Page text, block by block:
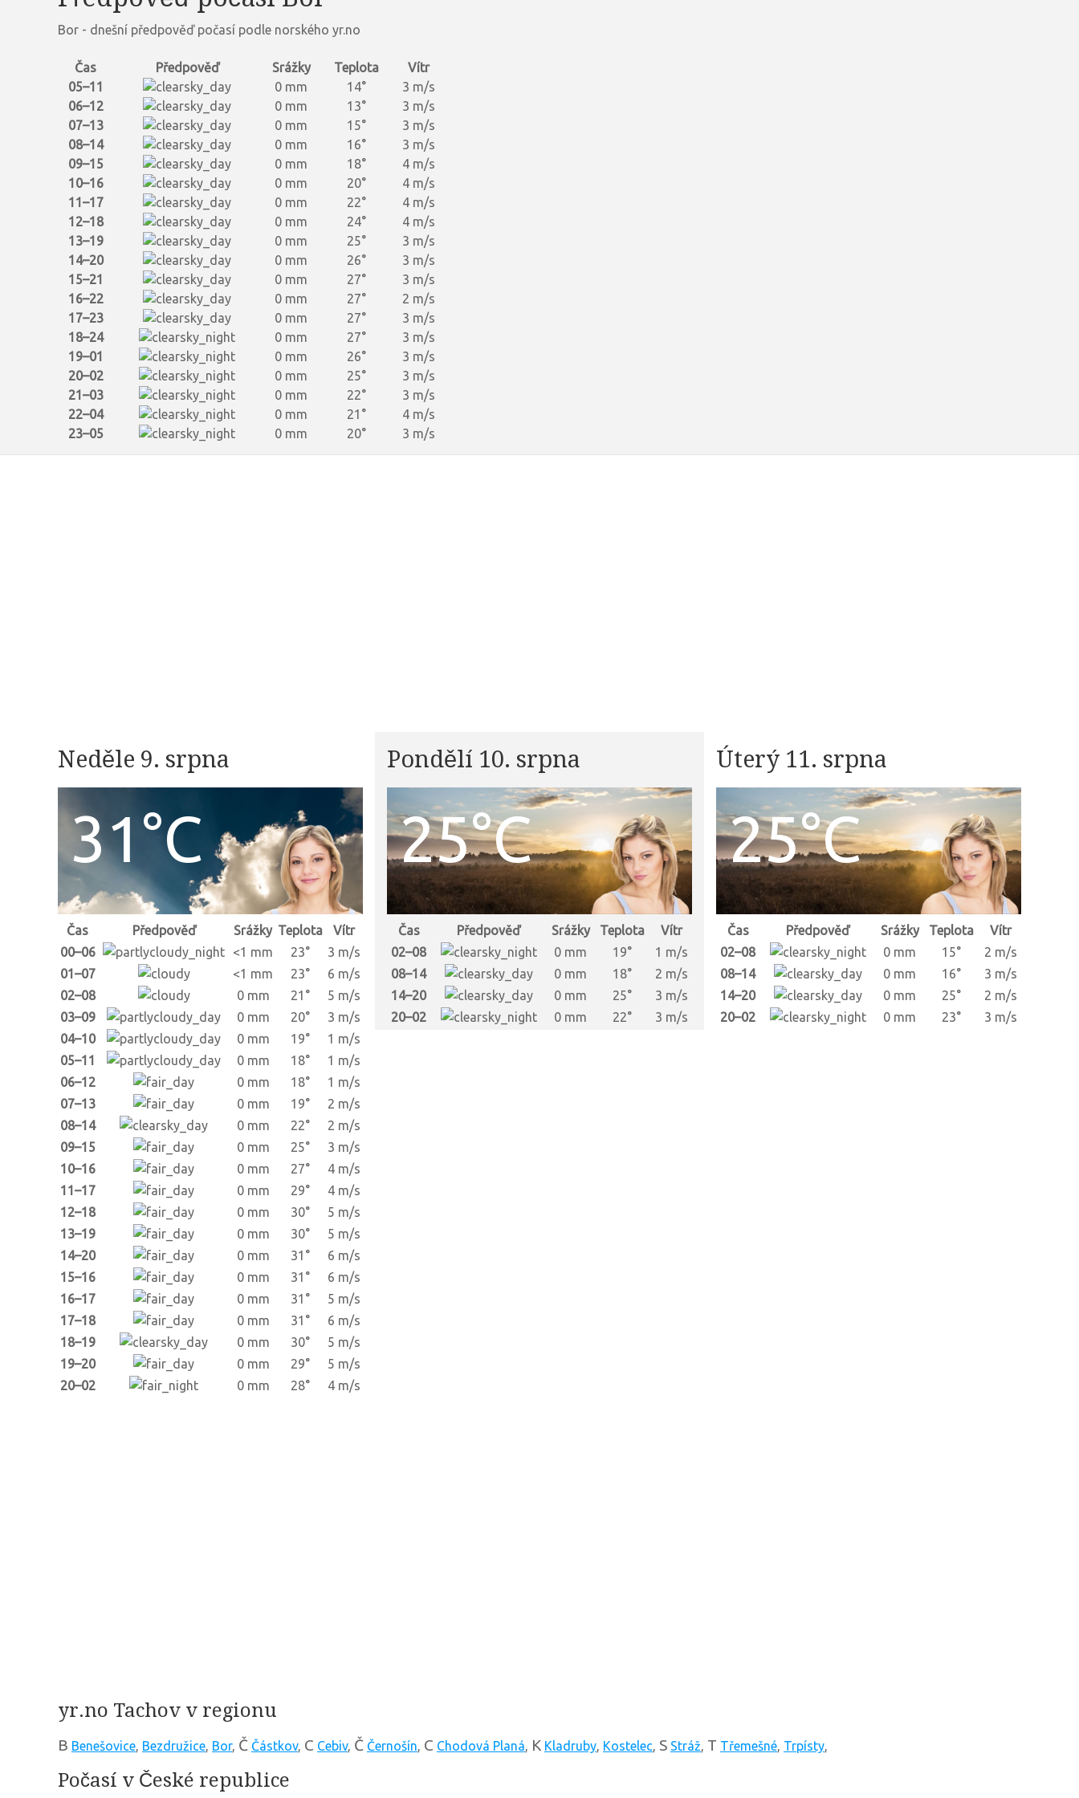
Bor - dnešní předpověď počasí podle norského yr.no
Čas Předpověď Srážky Teplota
Vítr
05–11
0 mm 14°
3 m/s
06–12
0 mm 13°
3 m/s
07–13
0 mm 15°
3 m/s
08–14
0 mm 16°
3 m/s
09–15
0 mm 18°
4 m/s
10–16
0 mm 20°
4 m/s
11–17
0 mm 22°
4 m/s
12–18
0 mm 24°
4 m/s
13–19
0 mm 25°
3 m/s
14–20
0 mm 26°
3 m/s
15–21
0 mm 27°
3 m/s
16–22
0 mm 27°
2 m/s
17–23
0 mm 27°
3 m/s
18–24
0 mm 27°
3 m/s
19–01
0 mm 26°
3 m/s
20–02
0 mm 25°
3 m/s
21–03
0 mm 22°
3 m/s
22–04
0 mm 21°
4 m/s
23–05
0 mm 20° 3 m/s
Neděle 9. srpna
31°C
Čas Předpověď Srážky Teplota
Vítr
00–06
<1 mm 23°
3 m/s
01–07
<1 mm 23°
6 m/s
02–08
0 mm 21°
5 m/s
03–09
0 mm 20°
3 m/s
04–10
0 mm 19°
1 m/s
05–11
0 mm 18°
1 m/s
06–12
0 mm 18°
1 m/s
07–13
0 mm 19°
2 m/s
08–14
0 mm 22°
2 m/s
09–15
0 mm 25°
3 m/s
10–16
0 mm 27°
4 m/s
11–17
0 mm 29°
4 m/s
12–18
0 mm 30°
5 m/s
13–19
0 mm 30°
5 m/s
14–20
0 mm 31°
6 m/s
15–16
0 mm 31°
6 m/s
16–17
0 mm 31°
5 m/s
17–18
0 mm 31°
6 m/s
18–19
0 mm 30°
5 m/s
19–20
0 mm 29°
5 m/s
20–02
0 mm 28° 4 m/s
Pondělí 10. srpna
25°C
Čas Předpověď Srážky Teplota
Vítr
02–08
0 mm 19°
1 m/s
08–14
0 mm 18°
2 m/s
14–20
0 mm 25°
3 m/s
20–02
0 mm 22° 3 m/s
Úterý 11. srpna
25°C
Čas Předpověď Srážky Teplota
Vítr
02–08
0 mm 15°
2 m/s
08–14
0 mm 16°
3 m/s
14–20
0 mm 25°
2 m/s
20–02
0 mm 23° 3 m/s
yr.no Tachov v regionu
B Benešovice, Bezdružice, Bor, Č Částkov, C Cebiv, Č Černošín, C Chodová Planá, K Kladruby, Kostelec, S Stráž, T Třemešné, Trpísty,
Počasí v České republice